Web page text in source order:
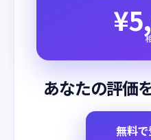
あなたの評価
無料